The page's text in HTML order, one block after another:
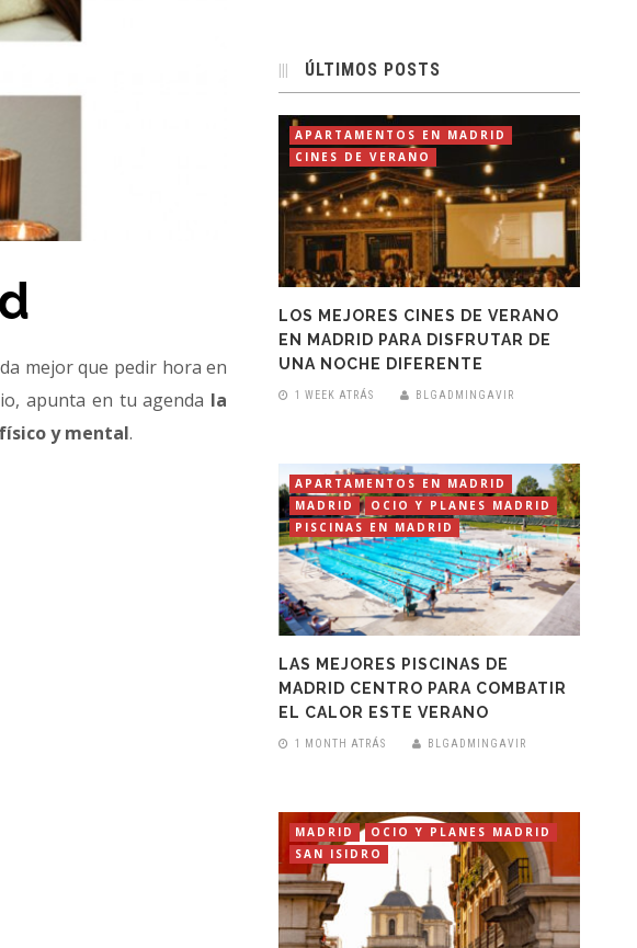
mejor que pedir hora en
apunta en tu agenda la
y mental.
ÚLTIMOS POSTS
APARTAMENTOS EN MADRID
CINES DE VERANO
LOS MEJORES CINES DE VERANO
EN MADRID PARA DISFRUTAR DE
UNA NOCHE DIFERENTE
1 WEEK ATRÁS BLGADMINGAVIR
APARTAMENTOS EN MADRID
MADRID
OCIO Y PLANES MADRID
PISCINAS EN MADRID
LAS MEJORES PISCINAS DE
MADRID CENTRO PARA COMBATIR
EL CALOR ESTE VERANO
1 MONTH ATRÁS BLGADMINGAVIR
MADRID
OCIO Y PLANES MADRID
SAN ISIDRO